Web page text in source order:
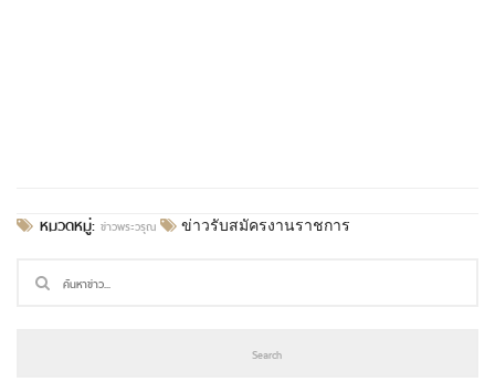
หมวดหมู่: ข่าวพระวรุณ ข่าวรับสมัครงานราชการ